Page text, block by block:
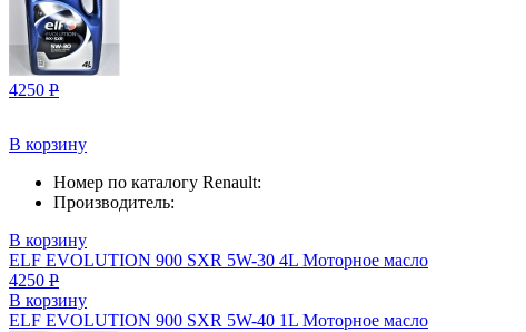
4250 Р
В корзину
Номер по каталогу Renault:
Производитель:
В корзину
ELF EVOLUTION 900 SXR 5W-30 4L Моторное масло
4250 Р
В корзину
ELF EVOLUTION 900 SXR 5W-40 1L Моторное масло